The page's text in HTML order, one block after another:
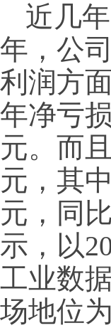
近几
年，公
利润方
年净亏
元。而
元，其
元，同
示，以
工业数
场地位